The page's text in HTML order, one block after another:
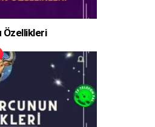
Özellikleri